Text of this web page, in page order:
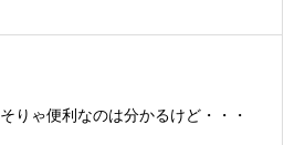
そりゃ便利なのは分かるけど・・・